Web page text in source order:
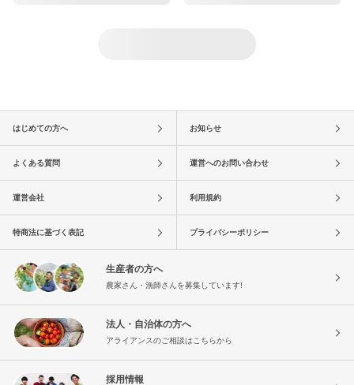
はじめての方へ お知らせ
よくある質問 運営へのお問い合わせ
運営会社 利用規約
特商法に基づく表記 プライバシーポリシー
生産者の方へ
農家さん・漁師さんを募集しています!
法人・自治体の方へ
アライアンスのご相談はこちらから
採用情報